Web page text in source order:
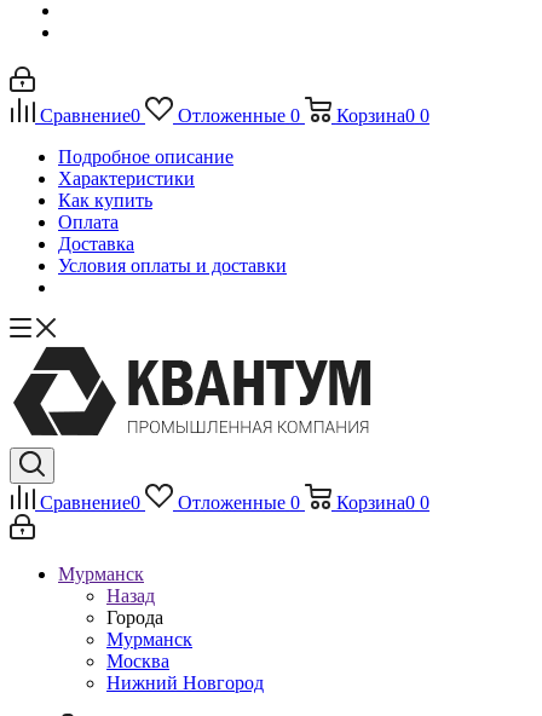
Сравнение0 Отложенные 0 Корзина0 0
Подробное описание
Характеристики
Как купить
Оплата
Доставка
Условия оплаты и доставки
Сравнение0 Отложенные 0 Корзина0 0
Мурманск
Назад
Города
Мурманск
Москва
Нижний Новгород